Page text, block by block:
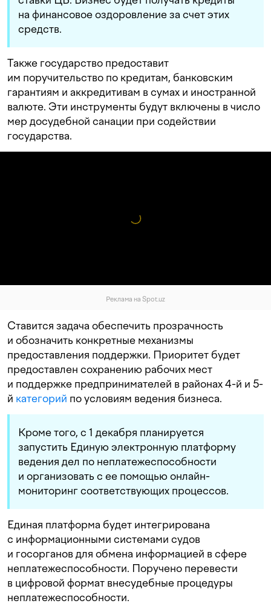
на финансовое оздоровление за счет этих
средств.
Также государство предоставит
им поручительство по кредитам, банковским
гарантиям и аккредитивам в сумах и иностранной
валюте. Эти инструменты будут включены в число
мер досудебной санации при содействии
государства.
Реклама на Spot.uz
Ставится задача обеспечить прозрачность
и обозначить конкретные механизмы
предоставления поддержки. Приоритет будет
предоставлен сохранению рабочих мест
и поддержке предпринимателей в районах 4-й и 5-
й категорий по условиям ведения бизнеса.
Кроме того, с 1 декабря планируется
запустить Единую электронную платформу
ведения дел по неплатежеспособности
и организовать с ее помощью онлайн-
мониторинг соответствующих процессов.
Единая платформа будет интегрирована
с информационными системами судов
и госорганов для обмена информацией в сфере
неплатежеспособности. Поручено перевести
в цифровой формат внесудебные процедуры
неплатежеспособности.